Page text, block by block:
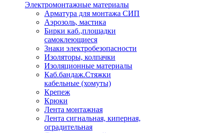
Электромонтажные материалы
Арматура для монтажа СИП
Аэрозоль, мастика
Бирки каб.,площадки
самоклеющиеся
Знаки электробезопасности
Изоляторы, колпачки
Изоляционные материалы
Каб.бандаж.Стяжки
кабельные (хомуты)
Крепеж
Крюки
Лента монтажная
Лента сигнальная, киперная,
оградительная